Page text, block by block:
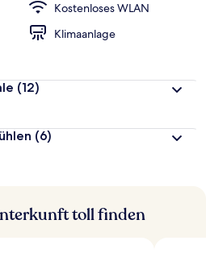
Kostenloses WLAN
Klimaanlage
(12)
(6)
toll finden